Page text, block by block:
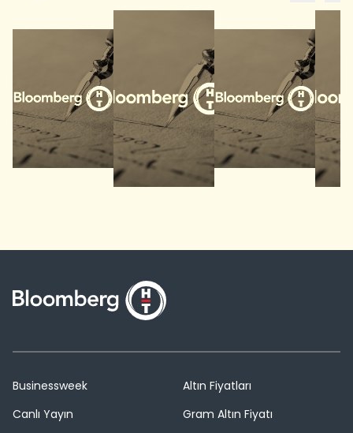
Businessweek
Canlı Yayın
Altın Fiyatları
Gram Altın Fiyatı